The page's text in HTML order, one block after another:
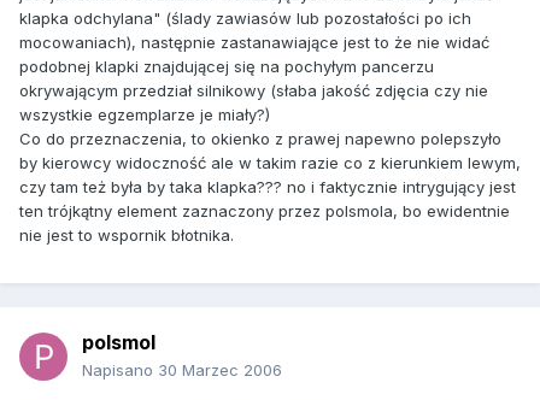
klapka odchylana" (ślady zawiasów lub pozostałości po ich
mocowaniach), następnie zastanawiające jest to że nie widać
podobnej klapki znajdującej się na pochyłym pancerzu
okrywającym przedział silnikowy (słaba jakość zdjęcia czy nie
wszystkie egzemplarze je miały?)
Co do przeznaczenia, to okienko z prawej napewno polepszyło
by kierowcy widoczność ale w takim razie co z kierunkiem lewym,
czy tam też była by taka klapka??? no i faktycznie intrygujący jest
ten trójkątny element zaznaczony przez polsmola, bo ewidentnie
nie jest to wspornik błotnika.
polsmol
Napisano 30 Marzec 2006